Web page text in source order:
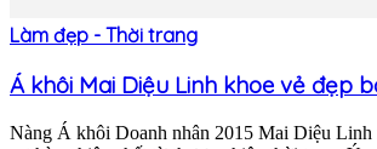
Làm đẹp - Thời trang
Á khôi Mai Diệu Linh khoe vẻ đẹp
Nàng Á khôi Doanh nhân 2015 Mai Diệu Linh